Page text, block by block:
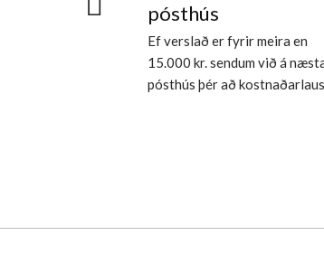
pósthús
Ef verslað er fyrir meira en
15.000 kr. sendum við á
pósthús þér að